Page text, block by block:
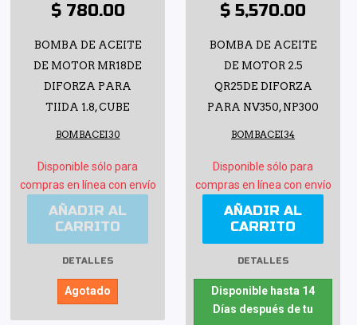
$ 780.00
BOMBA DE ACEITE
DE MOTOR MR18DE
DIFORZA PARA
TIIDA 1.8, CUBE
BOMBACEI30
Disponible sólo para
compras en línea con envío
AÑADIR AL
CARRITO
DETALLES
Agotado
$ 5,570.00
BOMBA DE ACEITE
DE MOTOR 2.5
QR25DE DIFORZA
PARA NV350, NP300
BOMBACEI34
Disponible sólo para
compras en línea con envío
AÑADIR AL
CARRITO
DETALLES
Disponible hasta 14
Días después de tu